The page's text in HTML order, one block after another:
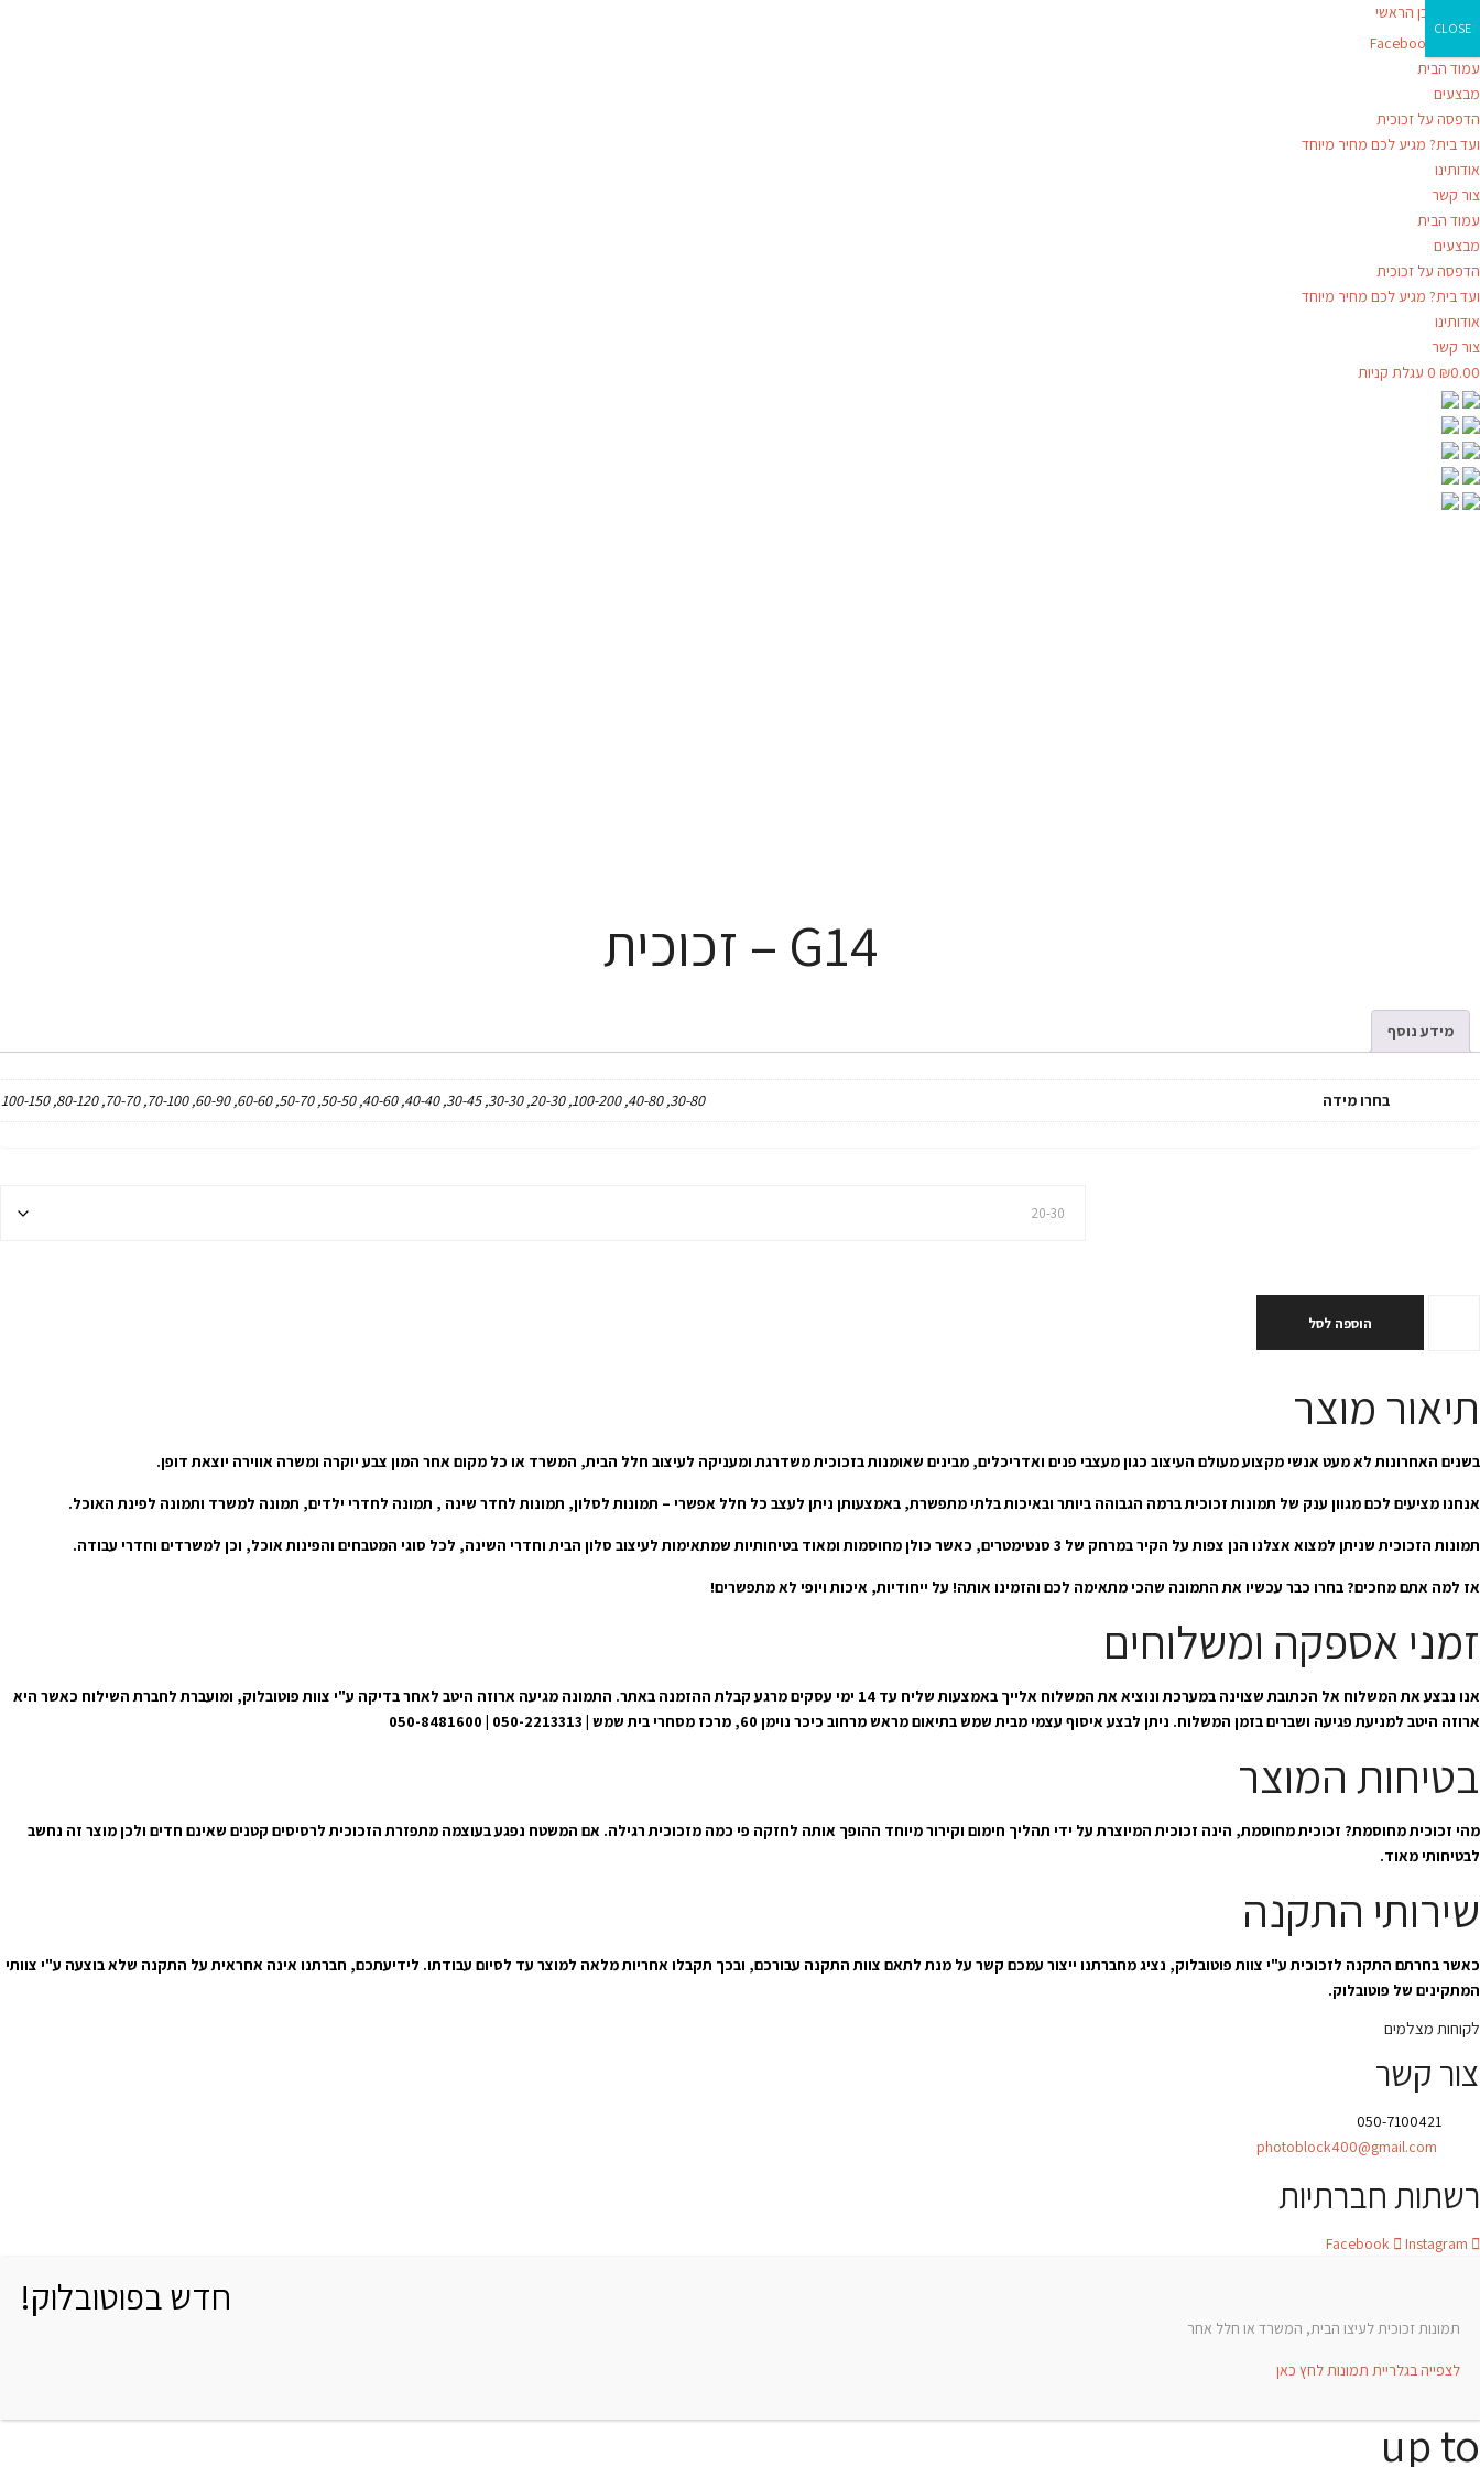
דילוג לתוכן הראשי
Facebook-f
עמוד הבית
מבצעים
הדפסה על זכוכית
ועד בית? מגיע לכם מחיר מיוחד
אודותינו
צור קשר
עמוד הבית
מבצעים
הדפסה על זכוכית
ועד בית? מגיע לכם מחיר מיוחד
אודותינו
צור קשר
₪0.00
0 עגלת קניות
G14 – זכוכית
מידע נוסף
בחרו מידה 30-80, 40-80, 100-200, 20-30, 30-30, 30-45, 40-40, 40-60, 50-50, 50-70, 60-60, 60-90, 70-100, 70-70, 80-120, 100-150
הוספה לסל
תיאור מוצר
בשנים האחרונות לא מעט אנשי מקצוע מעולם העיצוב כגון מעצבי פנים ואדריכלים, מבינים שאומנות בזכוכית משדרגת ומעניקה לעיצוב חלל הבית, המשרד או כל מקום אחר המון צבע יוקרה ומשרה אווירה יוצאת דופן.
אנחנו מציעים לכם מגוון ענק של תמונות זכוכית ברמה הגבוהה ביותר ובאיכות בלתי מתפשרת, באמצעותן ניתן לעצב כל חלל אפשרי – תמונות לסלון, תמונות לחדר שינה , תמונה לחדרי ילדים, תמונה למשרד ותמונה לפינת האוכל.
תמונות הזכוכית שניתן למצוא אצלנו הנן צפות על הקיר במרחק של 3 סנטימטרים, כאשר כולן מחוסמות ומאוד בטיחותיות שמתאימות לעיצוב סלון הבית וחדרי השינה, לכל סוגי המטבחים והפינות אוכל, וכן למשרדים וחדרי עבודה.
אז למה אתם מחכים? בחרו כבר עכשיו את התמונה שהכי מתאימה לכם והזמינו אותה! על ייחודיות, איכות ויופי לא מתפשרים!
זמני אספקה ומשלוחים
אנו נבצע את המשלוח אל הכתובת שצוינה במערכת ונוציא את המשלוח אלייך באמצעות שליח עד 14 ימי עסקים מרגע קבלת ההזמנה באתר. התמונה מגיעה ארוזה היטב לאחר בדיקה ע"י צוות פוטובלוק, ומועברת לחברת השילוח כאשר היא
ארוזה היטב למניעת פגיעה ושברים בזמן המשלוח. ניתן לבצע איסוף עצמי מבית שמש בתיאום מראש מרחוב כיכר נוימן 60, מרכז מסחרי בית שמש | 050-2213313 | 050-8481600
בטיחות המוצר
מהי זכוכית מחוסמת? זכוכית מחוסמת, הינה זכוכית המיוצרת על ידי תהליך חימום וקירור מיוחד ההופך אותה לחזקה פי כמה מזכוכית רגילה. אם המשטח נפגע בעוצמה מתפזרת הזכוכית לרסיסים קטנים שאינם חדים ולכן מוצר זה נחשב
לבטיחותי מאוד.
שירותי התקנה
כאשר בחרתם התקנה לזכוכית ע"י צוות פוטובלוק, נציג מחברתנו ייצור עמכם קשר על מנת לתאם צוות התקנה עבורכם, ובכך תקבלו אחריות מלאה למוצר עד לסיום עבודתו. לידיעתכם, חברתנו אינה אחראית על התקנה שלא בוצעה ע"י צוותי
המתקינים של פוטובלוק.
לקוחות מצלמים
צור קשר
photoblock400@gmail.com
רשתות חברתיות
Facebook Instagram
חדש בפוטובלוק!
תמונות זכוכית לעיצו הבית, המשרד או חלל אחר
לצפייה בגלריית תמונות לחץ כאן
CLOSE
up to